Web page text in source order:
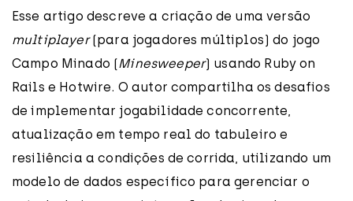
Esse artigo descreve a criação de uma versão
multiplayer(para jogadores múltiplos) do jogo
Campo Minado (Minesweeper) usando Ruby on
Rails e Hotwire. O autor compartilha os desafios
de implementar jogabilidade concorrente,
atualização em tempo real do tabuleiro e
resiliência a condições de corrida, utilizando um
modelo de dados específico para gerenciar o